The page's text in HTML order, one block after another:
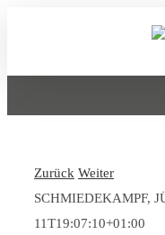
Zurück Weiter
SCHMIEDEKAMPF,
11T19:07:10+01:00